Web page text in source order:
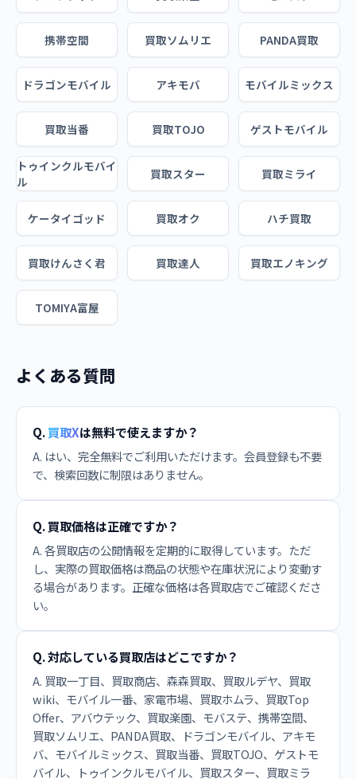
携帯空間 買取ソムリエ PANDA買取
ドラゴンモバイル アキモバ モバイルミックス
買取当番 買取TOJO ゲストモバイル
トゥインクルモバイ
ル
買取スター 買取ミライ
ケータイゴッド 買取オク ハチ買取
買取けんさく君 買取達人 買取エノキング
TOMIYA富屋
よくある質問
Q.買取Xは無料で使えますか？
A. はい、完全無料でご利用いただけます。会員登録も不要
で、検索回数に制限はありません。
Q. 買取価格は正確ですか？
A. 各買取店の公開情報を定期的に取得しています。ただ
し、実際の買取価格は商品の状態や在庫状況により変動す
る場合があります。正確な価格は各買取店でご確認くださ
い。
Q. 対応している買取店はどこですか？
A. 買取一丁目、買取商店、森森買取、買取ルデヤ、買取
wiki、モバイル一番、家電市場、買取ホムラ、買取Top
Offer、アバウテック、買取楽園、モバステ、携帯空間、
買取ソムリエ、PANDA買取、ドラゴンモバイル、アキモ
バ、モバイルミックス、買取当番、買取TOJO、ゲストモ
バイル、トゥインクルモバイル、買取スター、買取ミラ